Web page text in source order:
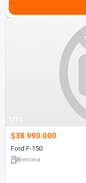
1/11
$38.990.000
Ford F-150
Bencina